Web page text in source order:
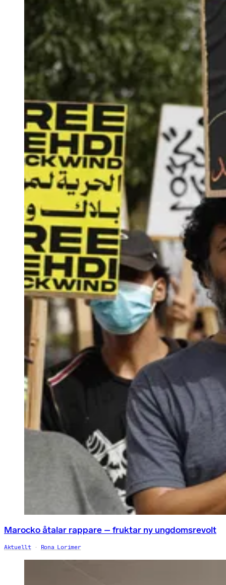
Marocko åtalar rappare – fruktar ny ungdomsrevolt
Aktuellt Rona Lorimer